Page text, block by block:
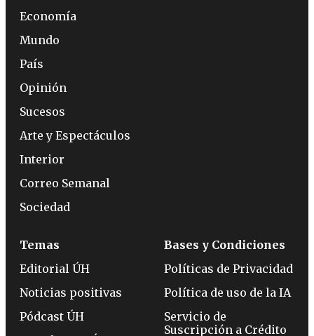
Economía
Mundo
País
Opinión
Sucesos
Arte y Espectáculos
Interior
Correo Semanal
Sociedad
Temas
Editorial ÚH
Noticias positivas
Pódcast ÚH
Bases y Condiciones
Políticas de Privacidad
Política de uso de la IA
Servicio de
Suscripción a Crédito